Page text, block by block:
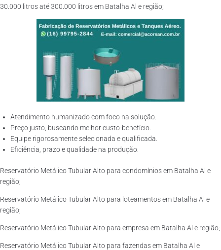
30.000 litros até 300.000 litros em Batalha Al e região;
Atendimento humanizado com foco na solução.
Preço justo, buscando melhor custo-benefício.
Equipe rigorosamente selecionada e qualificada.
Eficiência, prazo e qualidade na produção.
Reservatório Metálico Tubular Alto para condomínios em Batalha Al e
região;
Reservatório Metálico Tubular Alto para loteamentos em Batalha Al e
região;
Reservatório Metálico Tubular Alto para empresa em Batalha Al e região;
Reservatório Metálico Tubular Alto para fazendas em Batalha Al e